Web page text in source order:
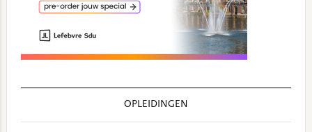
OPLEIDINGEN